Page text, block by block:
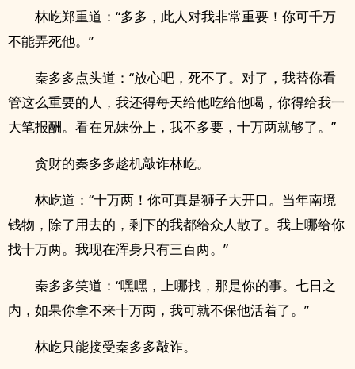
林屹郑重道：“多多，此人对我非常重要！你可千万
不能弄死他。”
秦多多点头道：“放心吧，死不了。对了，我替你看
管这么重要的人，我还得每天给他吃给他喝，你得给我一
大笔报酬。看在­​兄​‍‍妹­‍份上，我不多要，十万两就够了。”
贪财的秦多多趁机敲诈林屹。
林屹道：“十万两！你可真是狮子大开口。当年南境
钱物，除了用去的，剩下的我都给众人散了。我上哪给你
找十万两。我现在浑身只有三百两。”
秦多多笑道：“嘿嘿，上哪找，那是你的事。七日之
内，如果你拿不来十万两，我可就不保他活着了。”
林屹只能接受秦多多敲诈。